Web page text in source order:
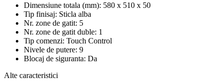
Dimensiune totala (mm): 580 x 510 x 50
Tip finisaj: Sticla alba
Nr. zone de gatit: 5
Nr. zone de gatit duble: 1
Tip comenzi: Touch Control
Nivele de putere: 9
Blocaj de siguranta: Da
Alte caracteristici